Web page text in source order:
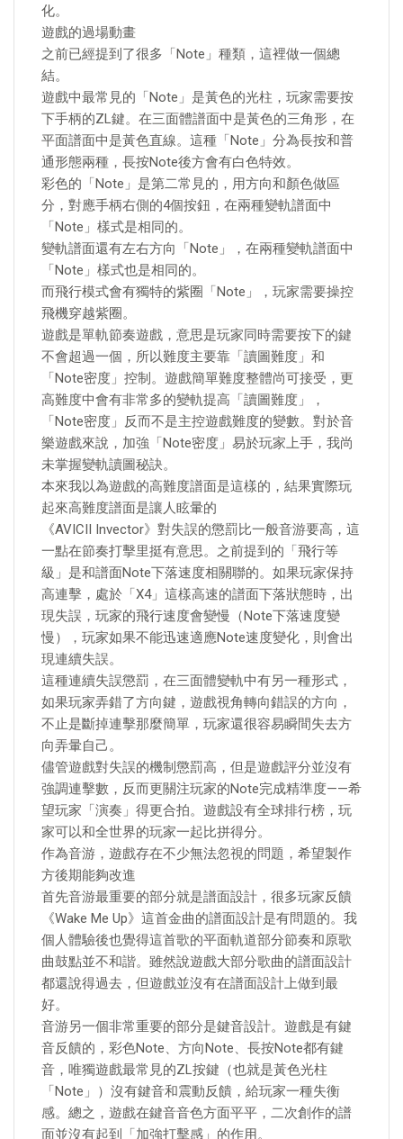
化。
遊戲的過場動畫
之前已經提到了很多「Note」種類，這裡做一個總
結。
遊戲中最常見的「Note」是黃色的光柱，玩家需要按
下手柄的ZL鍵。在三面體譜面中是黃色的三角形，在
平面譜面中是黃色直線。這種「Note」分為長按和普
通形態兩種，長按Note後方會有白色特效。
彩色的「Note」是第二常見的，用方向和顏色做區
分，對應手柄右側的4個按鈕，在兩種變軌譜面中
「Note」樣式是相同的。
變軌譜面還有左右方向「Note」，在兩種變軌譜面中
「Note」樣式也是相同的。
而飛行模式會有獨特的紫圈「Note」，玩家需要操控
飛機穿越紫圈。
遊戲是單軌節奏遊戲，意思是玩家同時需要按下的鍵
不會超過一個，所以難度主要靠「讀圖難度」和
「Note密度」控制。遊戲簡單難度整體尚可接受，更
高難度中會有非常多的變軌提高「讀圖難度」，
「Note密度」反而不是主控遊戲難度的變數。對於音
樂遊戲來說，加強「Note密度」易於玩家上手，我尚
未掌握變軌讀圖秘訣。
本來我以為遊戲的高難度譜面是這樣的，結果實際玩
起來高難度譜面是讓人眩暈的
《AVICII Invector》對失誤的懲罰比一般音游要高，這
一點在節奏打擊里挺有意思。之前提到的「飛行等
級」是和譜面Note下落速度相關聯的。如果玩家保持
高連擊，處於「X4」這樣高速的譜面下落狀態時，出
現失誤，玩家的飛行速度會變慢（Note下落速度變
慢），玩家如果不能迅速適應Note速度變化，則會出
現連續失誤。
這種連續失誤懲罰，在三面體變軌中有另一種形式，
如果玩家弄錯了方向鍵，遊戲視角轉向錯誤的方向，
不止是斷掉連擊那麼簡單，玩家還很容易瞬間失去方
向弄暈自己。
儘管遊戲對失誤的機制懲罰高，但是遊戲評分並沒有
強調連擊數，反而更關注玩家的Note完成精準度——希
望玩家「演奏」得更合拍。遊戲設有全球排行榜，玩
家可以和全世界的玩家一起比拼得分。
作為音游，遊戲存在不少無法忽視的問題，希望製作
方後期能夠改進
首先音游最重要的部分就是譜面設計，很多玩家反饋
《Wake Me Up》這首金曲的譜面設計是有問題的。我
個人體驗後也覺得這首歌的平面軌道部分節奏和原歌
曲鼓點並不和諧。雖然說遊戲大部分歌曲的譜面設計
都還說得過去，但遊戲並沒有在譜面設計上做到最
好。
音游另一個非常重要的部分是鍵音設計。遊戲是有鍵
音反饋的，彩色Note、方向Note、長按Note都有鍵
音，唯獨遊戲最常見的ZL按鍵（也就是黃色光柱
「Note」）沒有鍵音和震動反饋，給玩家一種失衡
感。總之，遊戲在鍵音音色方面平平，二次創作的譜
面並沒有起到「加強打擊感」的作用。